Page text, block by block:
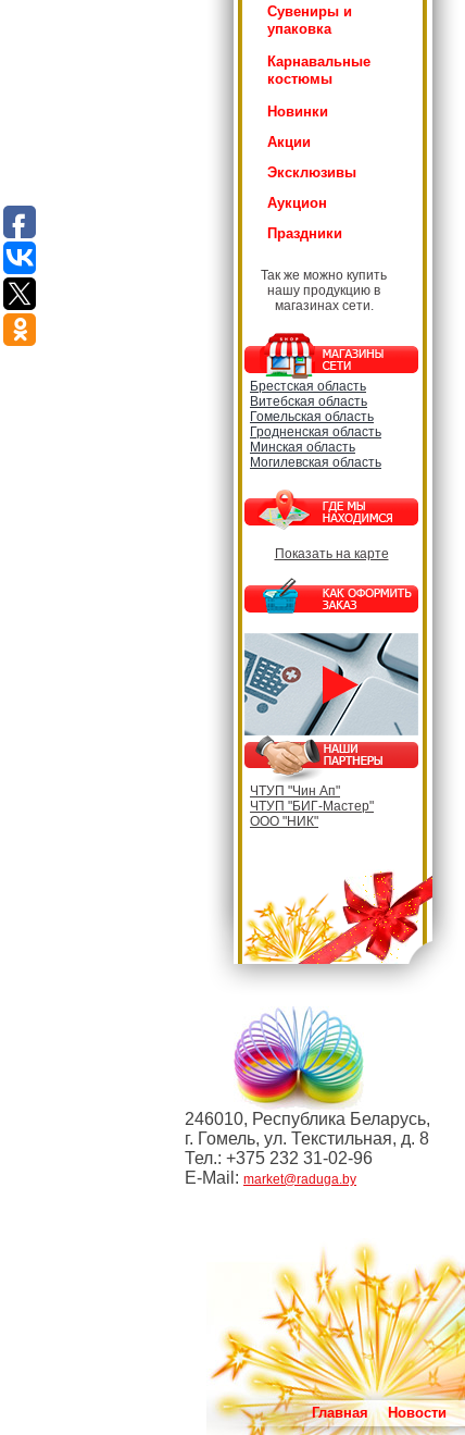
Сувениры и
упаковка
Карнавальные
костюмы
Новинки
Акции
Эксклюзивы
Аукцион
Праздники
Так же можно купить
нашу продукцию в
магазинах сети.
Брестская область
Витебская область
Гомельская область
Гродненская область
Минская область
Могилевская область
Показать на карте
ЧТУП "Чин Ап"
ЧТУП "БИГ-Мастер"
ООО "НИК"
246010, Республика Беларусь,
г. Гомель, ул. Текстильная, д. 8
Тел.: +375 232 31-02-96
E-Mail: market@raduga.by
Главная Новости